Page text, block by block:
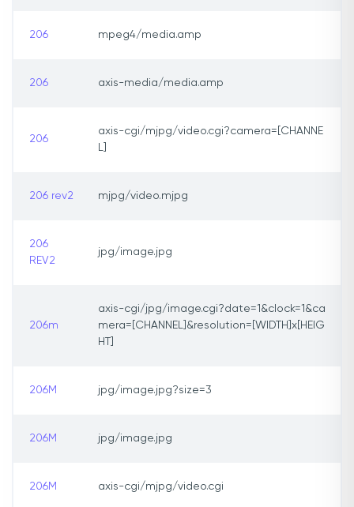
206 mpeg4/media.amp
206 axis-media/media.amp
206
axis-cgi/mjpg/video.cgi?camera=[CHANNE
L]
206 rev2 mjpg/video.mjpg
206
REV2
jpg/image.jpg
206m
axis-cgi/jpg/image.cgi?date=1&clock=1&ca
mera=[CHANNEL]&resolution=[WIDTH]x[HEIG
HT]
206M jpg/image.jpg?size=3
206M jpg/image.jpg
206M axis-cgi/mjpg/video.cgi